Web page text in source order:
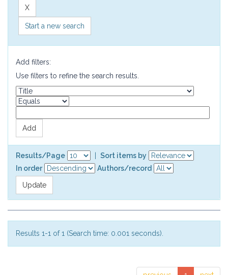
Start a new search
Add filters:
Use filters to refine the search results.
Results/Page
Sort items by
In order
Authors/record
Results 1-1 of 1 (Search time: 0.001 seconds).